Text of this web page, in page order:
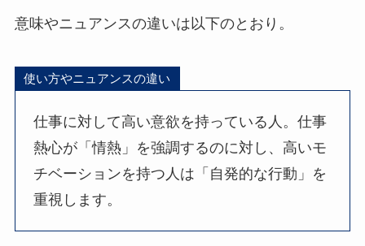
意味やニュアンスの違いは以下のとおり。
使い方やニュアンスの違い
仕事に対して高い意欲を持っている人。仕事
熱心が「情熱」を強調するのに対し、高いモ
チベーションを持つ人は「自発的な行動」を
重視します。